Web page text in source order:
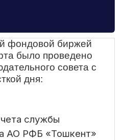
фондовой биржей
было проведено
совета с
дня:
службы
АО РФБ «Тошкент»